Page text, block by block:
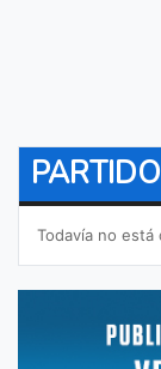
PARTIDO
Todavía no